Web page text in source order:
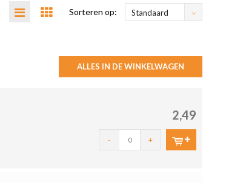
Sorteren op: Standaard
ALLES IN DE WINKELWAGEN
2,49
- +